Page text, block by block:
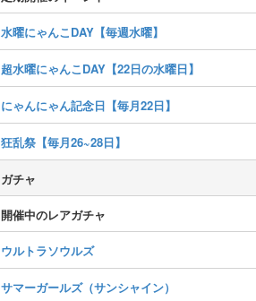
水曜にゃんこDAY【毎週水曜】
超水曜にゃんこDAY【22日の水曜日】
にゃんにゃん記念日【毎月22日】
狂乱祭【毎月26~28日】
ガチャ
開催中のレアガチャ
ウルトラソウルズ
サマーガールズ（サンシャイン）